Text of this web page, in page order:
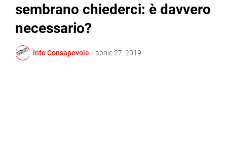
sembrano chiederci: è davvero
necessario?
Info Consapevole - aprile 27, 2019